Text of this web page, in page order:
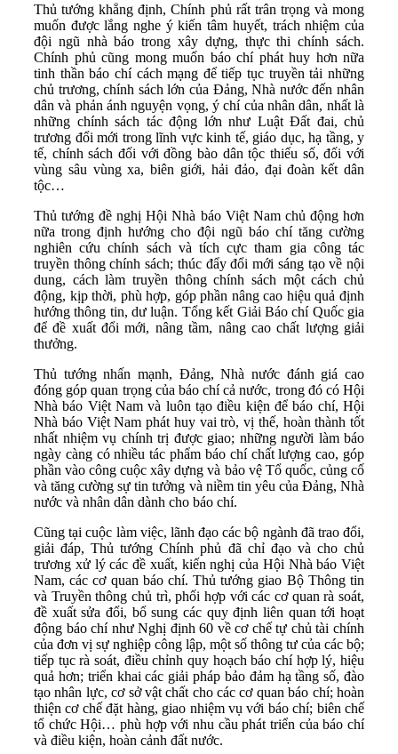
Thủ tướng khẳng định, Chính phủ rất trân trọng và mong
muốn được lắng nghe ý kiến tâm huyết, trách nhiệm của
đội ngũ nhà báo trong xây dựng, thực thi chính sách.
Chính phủ cũng mong muốn báo chí phát huy hơn nữa
tinh thần báo chí cách mạng để tiếp tục truyền tải những
chủ trương, chính sách lớn của Đảng, Nhà nước đến nhân
dân và phản ánh nguyện vọng, ý chí của nhân dân, nhất là
những chính sách tác động lớn như Luật Đất đai, chủ
trương đổi mới trong lĩnh vực kinh tế, giáo dục, hạ tầng, y
tế, chính sách đối với đồng bào dân tộc thiểu số, đối với
vùng sâu vùng xa, biên giới, hải đảo, đại đoàn kết dân
tộc…
Thủ tướng đề nghị Hội Nhà báo Việt Nam chủ động hơn
nữa trong định hướng cho đội ngũ báo chí tăng cường
nghiên cứu chính sách và tích cực tham gia công tác
truyền thông chính sách; thúc đẩy đổi mới sáng tạo về nội
dung, cách làm truyền thông chính sách một cách chủ
động, kịp thời, phù hợp, góp phần nâng cao hiệu quả định
hướng thông tin, dư luận. Tổng kết Giải Báo chí Quốc gia
để đề xuất đổi mới, nâng tầm, nâng cao chất lượng giải
thưởng.
Thủ tướng nhấn mạnh, Đảng, Nhà nước đánh giá cao
đóng góp quan trọng của báo chí cả nước, trong đó có Hội
Nhà báo Việt Nam và luôn tạo điều kiện để báo chí, Hội
Nhà báo Việt Nam phát huy vai trò, vị thế, hoàn thành tốt
nhất nhiệm vụ chính trị được giao; những người làm báo
ngày càng có nhiều tác phẩm báo chí chất lượng cao, góp
phần vào công cuộc xây dựng và bảo vệ Tổ quốc, củng cố
và tăng cường sự tin tưởng và niềm tin yêu của Đảng, Nhà
nước và nhân dân dành cho báo chí.
Cũng tại cuộc làm việc, lãnh đạo các bộ ngành đã trao đổi,
giải đáp, Thủ tướng Chính phủ đã chỉ đạo và cho chủ
trương xử lý các đề xuất, kiến nghị của Hội Nhà báo Việt
Nam, các cơ quan báo chí. Thủ tướng giao Bộ Thông tin
và Truyền thông chủ trì, phối hợp với các cơ quan rà soát,
đề xuất sửa đổi, bổ sung các quy định liên quan tới hoạt
động báo chí như Nghị định 60 về cơ chế tự chủ tài chính
của đơn vị sự nghiệp công lập, một số thông tư của các bộ;
tiếp tục rà soát, điều chỉnh quy hoạch báo chí hợp lý, hiệu
quả hơn; triển khai các giải pháp bảo đảm hạ tầng số, đào
tạo nhân lực, cơ sở vật chất cho các cơ quan báo chí; hoàn
thiện cơ chế đặt hàng, giao nhiệm vụ với báo chí; biên chế
tổ chức Hội… phù hợp với nhu cầu phát triển của báo chí
và điều kiện, hoàn cảnh đất nước.